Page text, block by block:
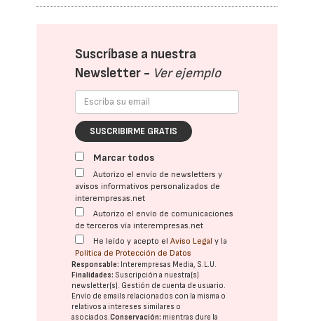
Suscríbase a nuestra
Newsletter - Ver ejemplo
SUSCRIBIRME GRATIS
Marcar todos
Autorizo el envío de newsletters y
avisos informativos personalizados de
interempresas.net
Autorizo el envío de comunicaciones
de terceros vía interempresas.net
He leído y acepto elAviso Legal y la
Política de Protección de Datos
Responsable: Interempresas Media, S.L.U.
Finalidades: Suscripción a nuestra(s)
newsletter(s). Gestión de cuenta de usuario.
Envío de emails relacionados con la misma o
relativos a intereses similares o
asociados.Conservación: mientras dure la